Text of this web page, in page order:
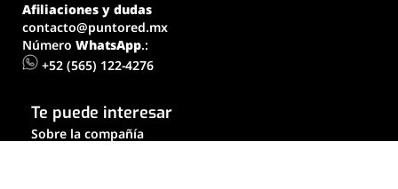
Afiliaciones y dudas
contacto@puntored.mx
Número WhatsApp.:
+52 (565) 122-4276
Te puede interesar
Sobre la compañía